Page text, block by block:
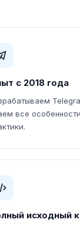
с 2018 года
все
исходный